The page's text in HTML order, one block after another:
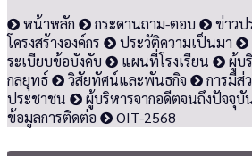
หน้าหลัก กระดานถาม-ตอบ ข่าว
โครงสร้างองค์กร
ประวัติความเป็นมา
ระเบียบข้อบังคับ
แผนที่โรงเรียน ผู้บ
กลยุทธ์
วิสัยทัศน์และพันธกิจ
การมีส่
ประชาชน
ผู้บริหารจากอดีตจนถึงปัจจุบั
ข้อมูลการติดต่อ
OIT-2568